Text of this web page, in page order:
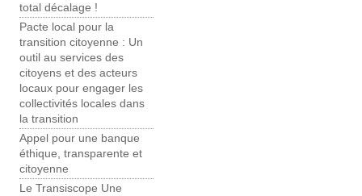
total décalage !
Pacte local pour la
transition citoyenne : Un
outil au services des
citoyens et des acteurs
locaux pour engager les
collectivités locales dans
la transition
Appel pour une banque
éthique, transparente et
citoyenne
Le Transiscope Une